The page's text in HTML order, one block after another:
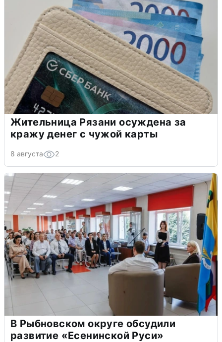
Жительница Рязани осуждена за
кражу денег с чужой карты
8 августа 2
В Рыбновском округе обсудили
развитие «Есенинской Руси»